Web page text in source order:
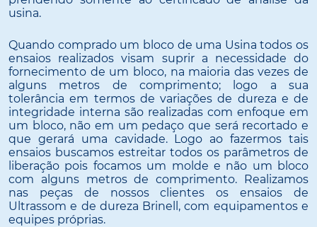
usina.
Quando comprado um bloco de uma Usina todos os
ensaios realizados visam suprir a necessidade do
fornecimento de um bloco, na maioria das vezes de
alguns metros de comprimento; logo a sua
tolerância em termos de variações de dureza e de
integridade interna são realizadas com enfoque em
um bloco, não em um pedaço que será recortado e
que gerará uma cavidade. Logo ao fazermos tais
ensaios buscamos estreitar todos os parâmetros de
liberação pois focamos um molde e não um bloco
com alguns metros de comprimento. Realizamos
nas peças de nossos clientes os ensaios de
Ultrassom e de dureza Brinell, com equipamentos e
equipes próprias.